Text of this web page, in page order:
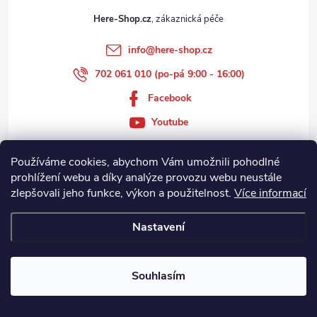
Používáme cookies, abychom Vám umožnili pohodlné
prohlížení webu a díky analýze provozu webu neustále
zlepšovali jeho funkce, výkon a použitelnost. Více informací
Nastavení
Souhlasím
Zákaznický servis
Here-Shop.cz
info@here-shop.cz
702 061 010 (po-pá 9:00 - 16:00)
Facebook
Youtube
Here-Shop.cz. Všechna práva vyhrazena.